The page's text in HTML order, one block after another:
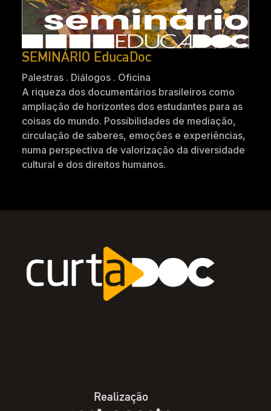
SEMINÁRIO EducaDoc
Palestras . Diálogos . Oficina
A riqueza dos documentários brasileiros como
ampliação de horizontes dos estudantes para as
coisas do mundo. Possibilidades de mediação,
circulação de saberes, emoções e experiências,
numa perspectiva de valorização da diversidade
cultural e dos direitos humanos.
Realização